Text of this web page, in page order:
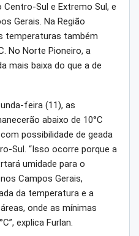
Sul e Extremo Sul, e
Gerais. Na Região
temperaturas também
No Norte Pioneiro, a
mais baixa do que a de
feira (11), as
abaixo de 10°C
possibilidade de geada
Sul. “Isso ocorre porque a
umidade para o
Campos Gerais,
da temperatura e a
onde as mínimas
explica Furlan.